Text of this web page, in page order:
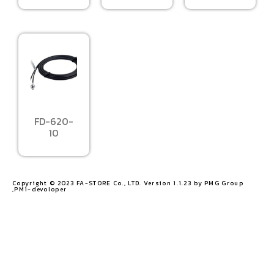
FD-620-
10
Copyright © 2023 FA-STORE Co., LTD. Version 1.1.23 by PMG Group
,PM1-devoloper​